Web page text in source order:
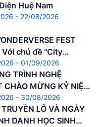
sắp diễn ra
FEST 2026 - Với
– Đánh thức Di
- 22/08/2026
Huệ Nam
- 01/09/2026
FEST
chủ đề "City
– Đánh thức Di
- 30/08/2026
TRÌNH NGHỆ
CHÀO MỪNG KỶ NIỆM
CÁCH MẠNG THÁNG
CÔNG VÀ QUỐC
NƯỚC CNXHCN VIỆT
TRUYỀN LÔ VÀ NGÀY
DANH HỌC SINH